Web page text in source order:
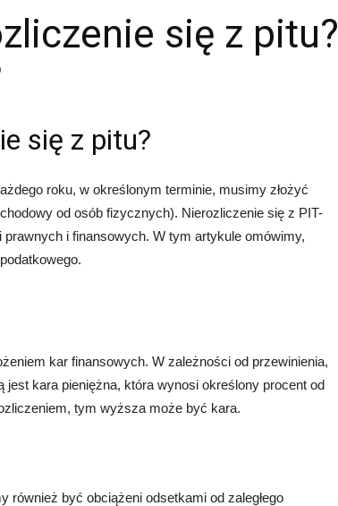
się z pitu?
się z pitu?
roku, w określonym terminie, musimy złożyć
od osób fizycznych). Nierozliczenie się z PIT-
i finansowych. W tym artykule omówimy,
kar finansowych. W zależności od przewinienia,
kara pieniężna, która wynosi określony procent od
tym wyższa może być kara.
być obciążeni odsetkami od zaległego